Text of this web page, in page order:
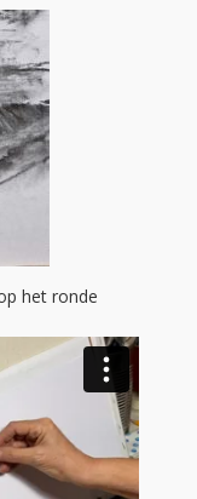
het ronde